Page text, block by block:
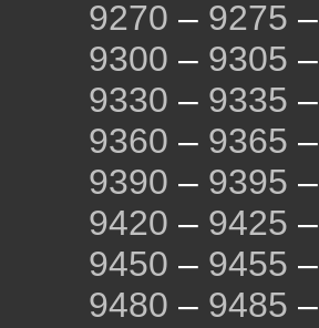
9270 – 9275 –
9300 – 9305 –
9330 – 9335 –
9360 – 9365 –
9390 – 9395 –
9420 – 9425 –
9450 – 9455 –
9480 – 9485 –